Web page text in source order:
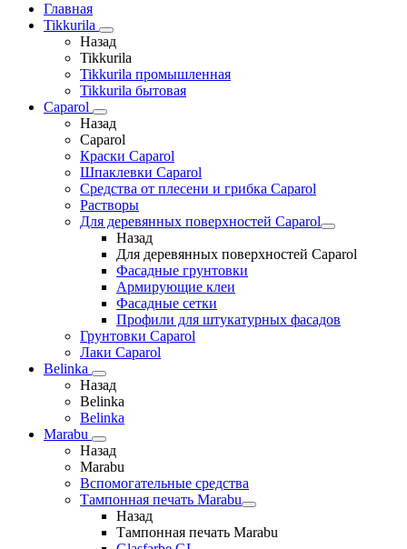
Главная
Tikkurila
Назад
Tikkurila
Tikkurila промышленная
Tikkurila бытовая
Caparol
Назад
Caparol
Краски Caparol
Шпаклевки Caparol
Средства от плесени и грибка Caparol
Растворы
Для деревянных поверхностей Caparol
Назад
Для деревянных поверхностей Caparol
Фасадные грунтовки
Армирующие клеи
Фасадные сетки
Профили для штукатурных фасадов
Грунтовки Caparol
Лаки Caparol
Belinka
Назад
Belinka
Belinka
Marabu
Назад
Marabu
Вспомогательные средства
Тампонная печать Marabu
Назад
Тампонная печать Marabu